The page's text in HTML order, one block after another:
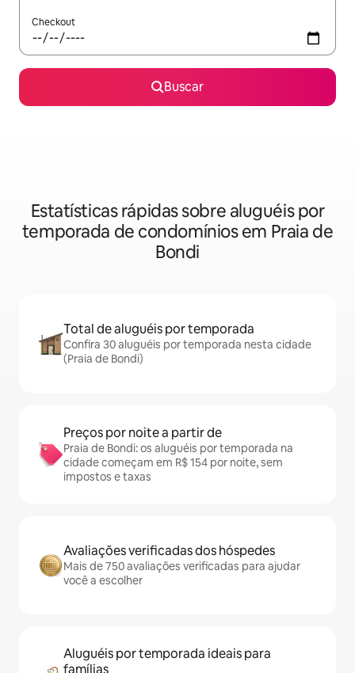
Checkout
Buscar
Estatísticas rápidas sobre aluguéis por
temporada de condomínios em Praia de
Bondi
Total de aluguéis por temporada
Confira 30 aluguéis por temporada nesta cidade
(Praia de Bondi)
Preços por noite a partir de
Praia de Bondi: os aluguéis por temporada na
cidade começam em R$ 154 por noite, sem
impostos e taxas
Avaliações verificadas dos hóspedes
Mais de 750 avaliações verificadas para ajudar
você a escolher
Aluguéis por temporada ideais para
famílias